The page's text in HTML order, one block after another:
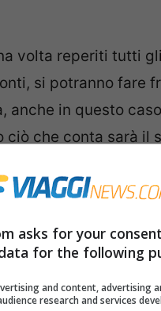
volta reperiti tutti gli
si potranno fare
anche in questo
che conta sarà il
asks for your
for the following
and content, advertising
research and services